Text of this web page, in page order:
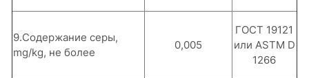
9.Содержание серы,
mg/kg, не более
0,005
ГОСТ 19121
или ASTM D
1266